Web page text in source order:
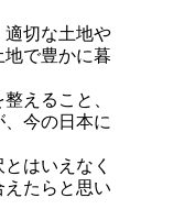
適切な土地や
で豊かに暮
えること、
、今の日本に
はいえなく
たらと思い